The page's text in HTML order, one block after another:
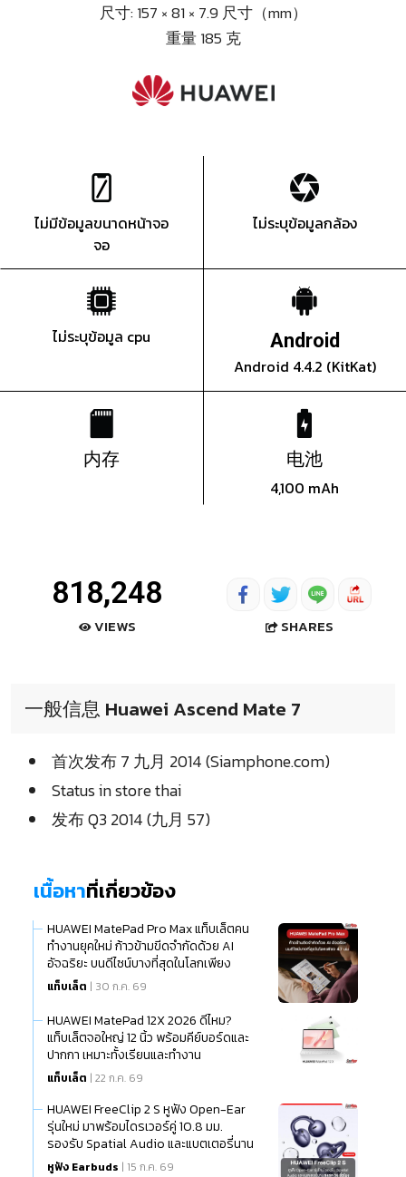
尺寸: 157 × 81 × 7.9 尺寸（mm）
重量 185 克
ไม่มีข้อมูลขนาดหน้าจอ
จอ
ไม่ระบุข้อมูลกล้อง
ไม่ระบุข้อมูล cpu Android
Android 4.4.2 (KitKat)
内存 电池
4,100 mAh
818,248
VIEWS SHARES
一般信息 Huawei Ascend Mate 7
首次发布 7 九月 2014 (Siamphone.com)
Status in store thai
发布 Q3 2014 (九月 57)
เนื้อหาที่เกี่ยวข้อง
HUAWEI MatePad Pro Max แท็บเล็ตคน
ทำงานยุคใหม่ ก้าวข้ามขีดจำกัดด้วย AI
อัจฉริยะ บนดีไซน์บางที่สุดในโลกเพียง
แท็บเล็ต | 30 ก.ค. 69
HUAWEI MatePad 12X 2026 ดีไหม?
แท็บเล็ตจอใหญ่ 12 นิ้ว พร้อมคีย์บอร์ดและ
ปากกา เหมาะทั้งเรียนและทำงาน
แท็บเล็ต | 22 ก.ค. 69
HUAWEI FreeClip 2 S หูฟัง Open-Ear
รุ่นใหม่ มาพร้อมไดรเวอร์คู่ 10.8 มม.
รองรับ Spatial Audio และแบตเตอรี่นาน
สูงสุด 38 ชั่วโมง
หูฟัง Earbuds | 15 ก.ค. 69